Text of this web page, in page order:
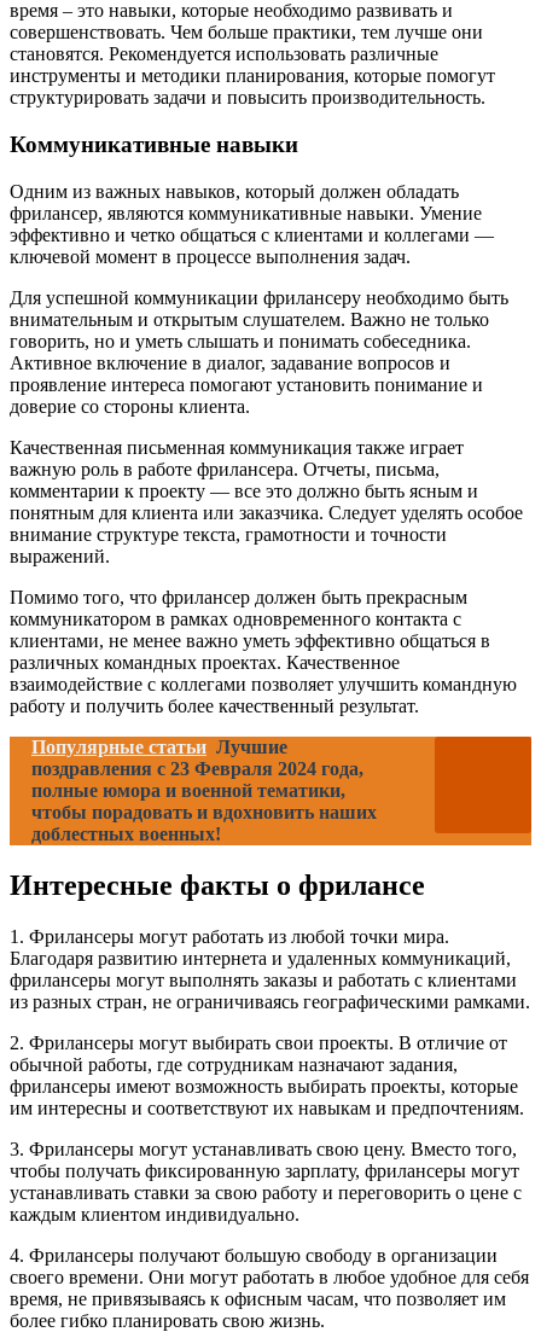
время – это навыки, которые необходимо развивать и
совершенствовать. Чем больше практики, тем лучше они
становятся. Рекомендуется использовать различные
инструменты и методики планирования, которые помогут
структурировать задачи и повысить производительность.
Коммуникативные навыки
Одним из важных навыков, который должен обладать
фрилансер, являются коммуникативные навыки. Умение
эффективно и четко общаться с клиентами и коллегами —
ключевой момент в процессе выполнения задач.
Для успешной коммуникации фрилансеру необходимо быть
внимательным и открытым слушателем. Важно не только
говорить, но и уметь слышать и понимать собеседника.
Активное включение в диалог, задавание вопросов и
проявление интереса помогают установить понимание и
доверие со стороны клиента.
Качественная письменная коммуникация также играет
важную роль в работе фрилансера. Отчеты, письма,
комментарии к проекту — все это должно быть ясным и
понятным для клиента или заказчика. Следует уделять особое
внимание структуре текста, грамотности и точности
выражений.
Помимо того, что фрилансер должен быть прекрасным
коммуникатором в рамках одновременного контакта с
клиентами, не менее важно уметь эффективно общаться в
различных командных проектах. Качественное
взаимодействие с коллегами позволяет улучшить командную
работу и получить более качественный результат.
Популярные статьи Лучшие
поздравления с 23 Февраля 2024 года,
полные юмора и военной тематики,
чтобы порадовать и вдохновить наших
доблестных военных!
Интересные факты о фрилансе
1. Фрилансеры могут работать из любой точки мира.
Благодаря развитию интернета и удаленных коммуникаций,
фрилансеры могут выполнять заказы и работать с клиентами
из разных стран, не ограничиваясь географическими рамками.
2. Фрилансеры могут выбирать свои проекты. В отличие от
обычной работы, где сотрудникам назначают задания,
фрилансеры имеют возможность выбирать проекты, которые
им интересны и соответствуют их навыкам и предпочтениям.
3. Фрилансеры могут устанавливать свою цену. Вместо того,
чтобы получать фиксированную зарплату, фрилансеры могут
устанавливать ставки за свою работу и переговорить о цене с
каждым клиентом индивидуально.
4. Фрилансеры получают большую свободу в организации
своего времени. Они могут работать в любое удобное для себя
время, не привязываясь к офисным часам, что позволяет им
более гибко планировать свою жизнь.